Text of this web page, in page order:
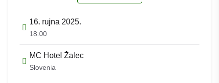
16. rujna 2025.
18:00
MC Hotel Žalec
Slovenia